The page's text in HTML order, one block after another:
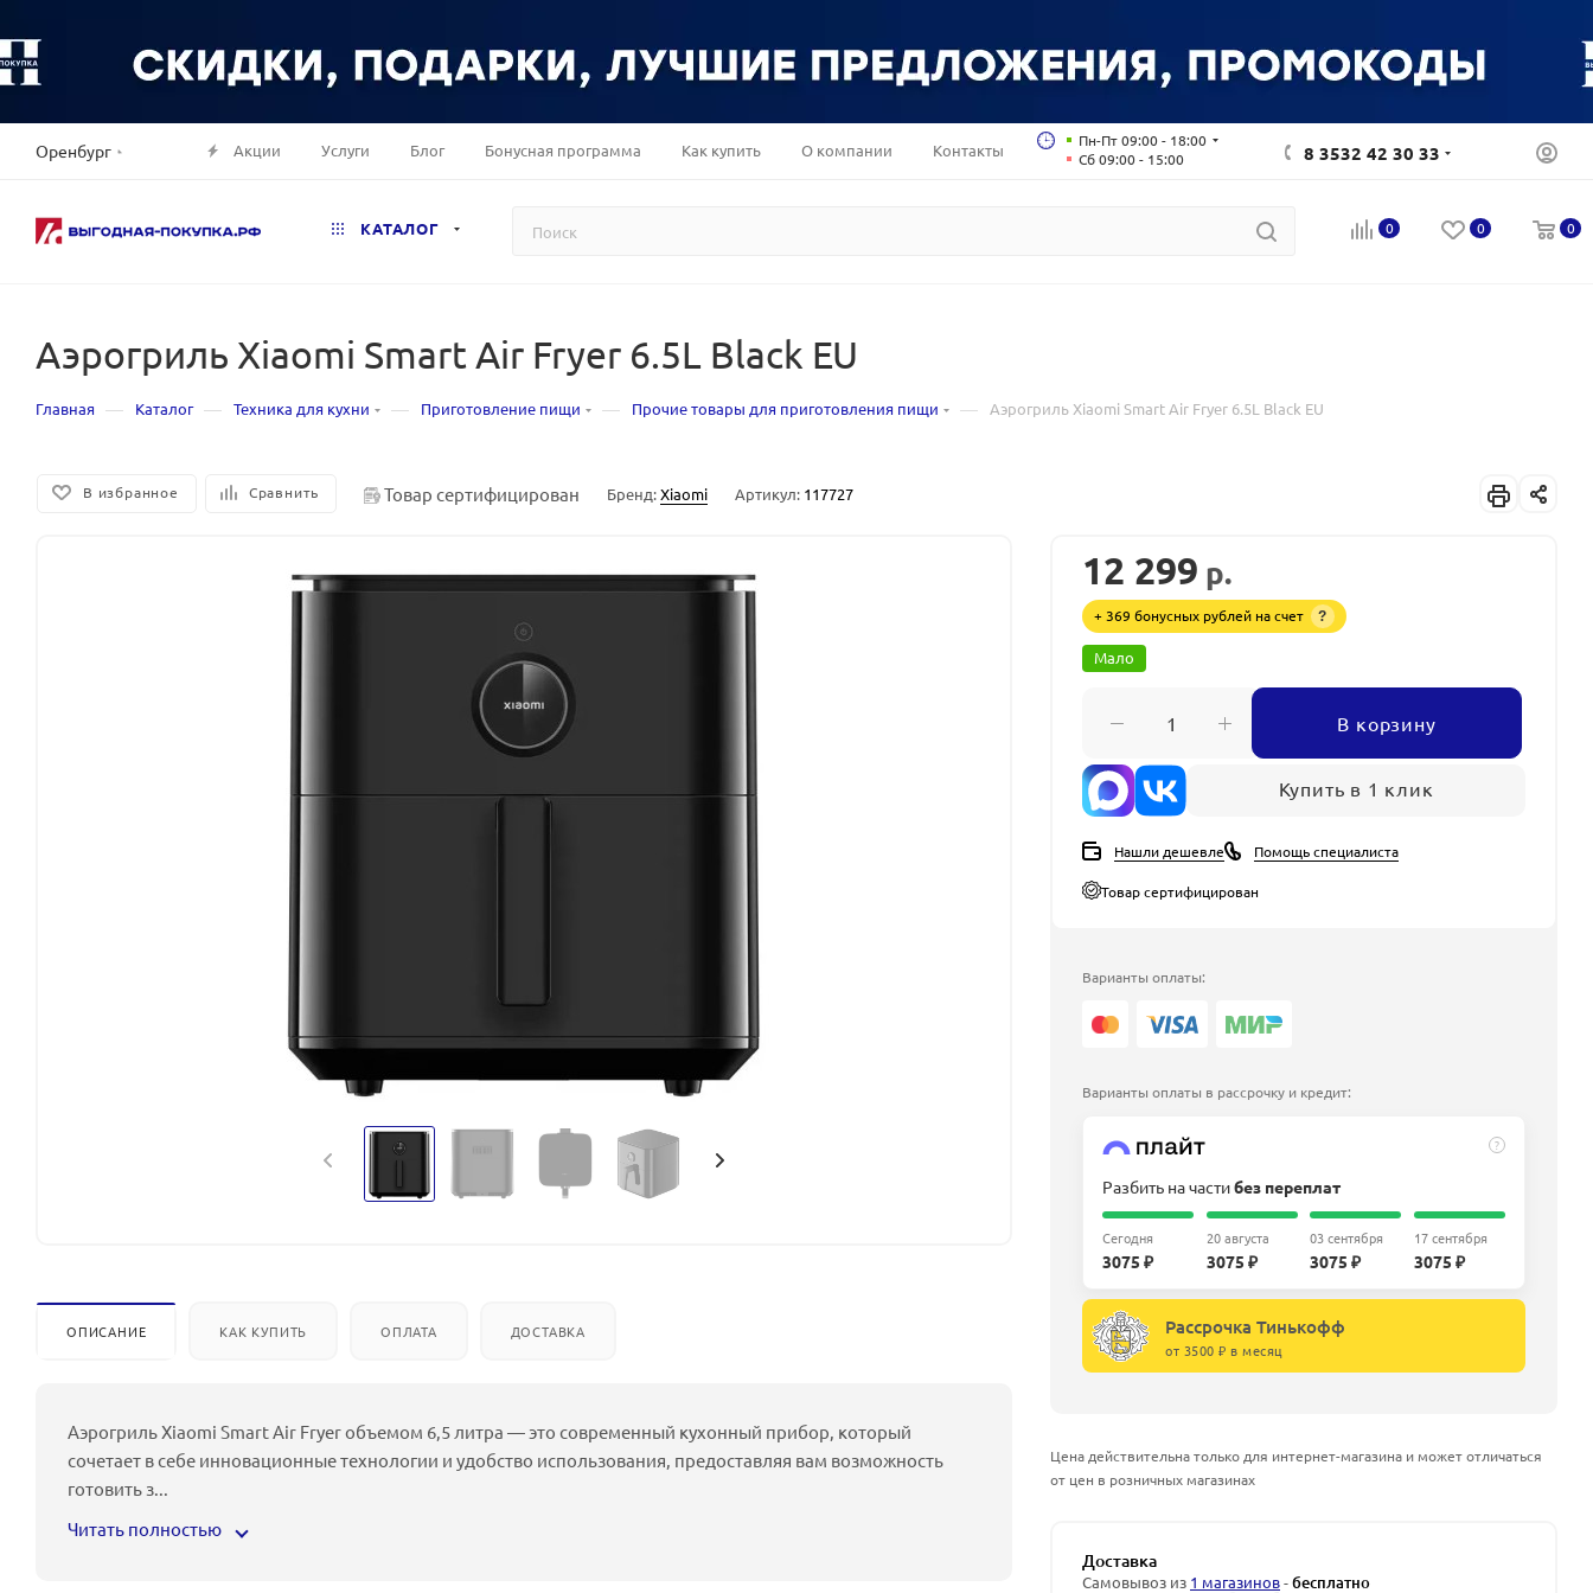
Оренбург Акции Услуги Блог Бонусная программа Как купить О компании Контакты
Пн-Пт 09:00 - 18:00
Сб 09:00 - 15:00
8 3532 42 30 33
КАТАЛОГ 0 0 0
Аэрогриль Xiaomi Smart Air Fryer 6.5L Black EU
Главная — Каталог — Техника для кухни — Приготовление пищи — Прочие товары для приготовления пищи — Аэрогриль Xiaomi Smart Air Fryer 6.5L Black EU
В избранное Сравнить Товар сертифицирован Бренд:Xiaomi Артикул: 117727
ОПИСАНИЕ КАК КУПИТЬ ОПЛАТА ДОСТАВКА
Аэрогриль Xiaomi Smart Air Fryer объемом 6,5 литра — это современный кухонный прибор, который
сочетает в себе инновационные технологии и удобство использования, предоставляя вам возможность
готовить з...
Читать полностью
12 299 р.
+ 369 бонусных рублей на счет ?
Мало
В корзину
Купить в 1 клик
Нашли дешевле Помощь специалиста
Товар сертифицирован
Варианты оплаты:
Варианты оплаты в рассрочку и кредит:
?
Разбить на частибез переплат
Сегодня
3075 ₽
20 августа
3075 ₽
03 сентября
3075 ₽
17 сентября
3075 ₽
Рассрочка Тинькофф
от 3500 ₽ в месяц
Цена действительна только для интернет-магазина и может отличаться
от цен в розничных магазинах
Доставка
Самовывоз из 1 магазинов-бесплатно